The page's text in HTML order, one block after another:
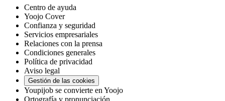
Centro de ayuda
Yoojo Cover
Confianza y seguridad
Servicios empresariales
Relaciones con la prensa
Condiciones generales
Política de privacidad
Aviso legal
Gestión de las cookies
Youpijob se convierte en Yoojo
Ortografía y pronunciación